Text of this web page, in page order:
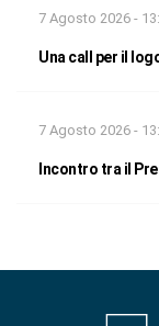
7 Agosto 2026 -
Una call per il
7 Agosto 2026 -
Incontro tra il